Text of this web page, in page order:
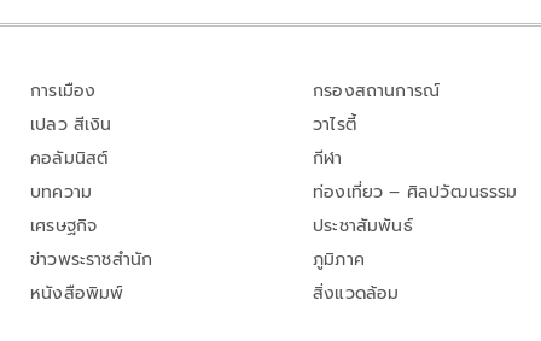
การเมือง
เปลว สีเงิน
คอลัมนิสต์
บทความ
เศรษฐกิจ
ข่าวพระราชสำนัก
หนังสือพิมพ์
กรองสถานการณ์
วาไรตี้
กีฬา
ท่องเที่ยว – ศิลปวัฒนธรรม
ประชาสัมพันธ์
ภูมิภาค
สิ่งแวดล้อม